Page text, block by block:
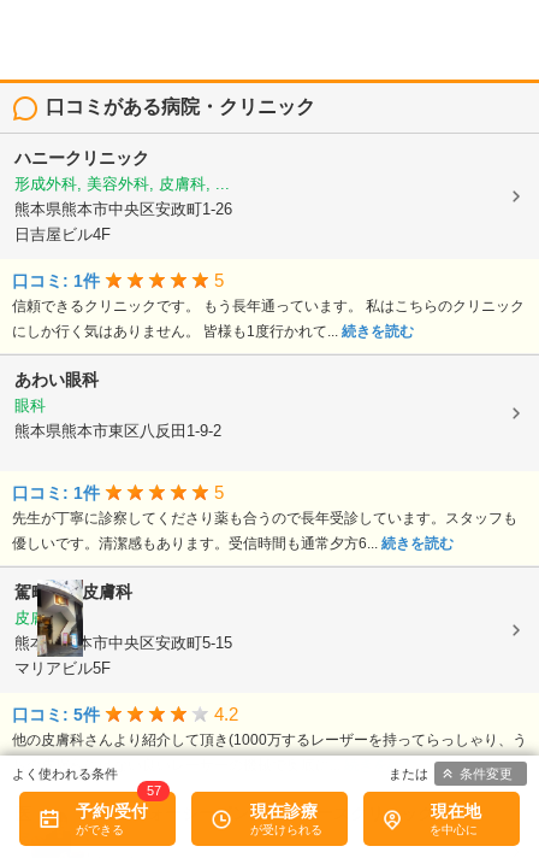
口コミがある病院・クリニック
ハニークリニック
形成外科, 美容外科, 皮膚科, ...
熊本県熊本市中央区安政町1-26
日吉屋ビル4F
口コミ: 1件 5
信頼できるクリニックです。 もう長年通っています。 私はこちらのクリニック
にしか行く気はありません。 皆様も1度行かれて... 続きを読む
あわい眼科
眼科
熊本県熊本市東区八反田1-9-2
口コミ: 1件 5
先生が丁寧に診察してくださり薬も合うので長年受診しています。スタッフも
優しいです。清潔感もあります。受信時間も通常夕方6... 続きを読む
駕町太田皮膚科
皮膚科
熊本県熊本市中央区安政町5-15
マリアビル5F
口コミ: 5件 4.2
他の皮膚科さんより紹介して頂き(1000万するレーザーを持ってらっしゃり、う
ちの皮膚科にはない良いレーザーの機械で奥底に...
続きを読む
医療法人FSLCフォーシーズンズレディースクリニック
婦人科
予約/受付
57
現在診療 現在地
条件変更